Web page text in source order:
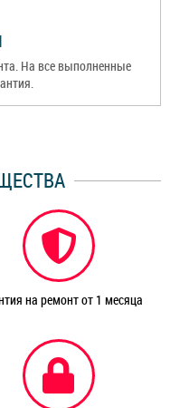
На все выполненные
на ремонт от 1 месяца